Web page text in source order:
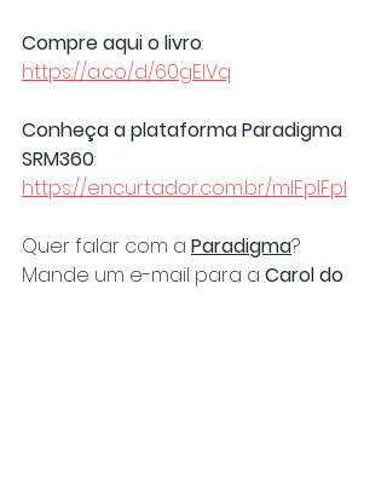
Compre aqui o livro:
https://a.co/d/60gEIVq
Conheça a plataforma Paradigma
SRM360:
https://encurtador.com.br/mlFplFpl
Quer falar com a Paradigma?
Mande um e-mail para a Carol do